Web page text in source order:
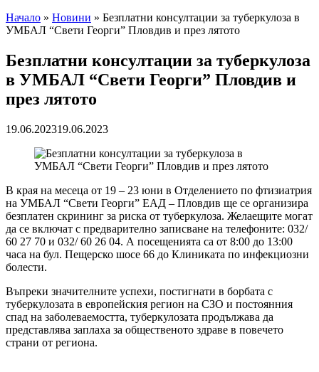
Начало » Новини » Безплатни консултации за туберкулоза в
УМБАЛ “Свети Георги” Пловдив и през лятото
Безплатни консултации за туберкулоза
в УМБАЛ “Свети Георги” Пловдив и
през лятото
19.06.202319.06.2023
В края на месеца от 19 – 23 юни в Отделението по фтизиатрия
на УМБАЛ “Свети Георги” ЕАД – Пловдив ще се организира
безплатен скрининг за риска от туберкулоза. Желаещите могат
да се включат с предварително записване на телефоните: 032/
60 27 70 и 032/ 60 26 04. А посещенията са от 8:00 до 13:00
часа на бул. Пещерско шосе 66 до Клиниката по инфекциозни
болести.
Въпреки значителните успехи, постигнати в борбата с
туберкулозата в европейския регион на СЗО и постоянния
спад на заболеваемостта, туберкулозата продължава да
представлява заплаха за общественото здраве в повечето
страни от региона.